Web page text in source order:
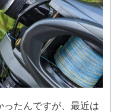
ったんですが、最近は